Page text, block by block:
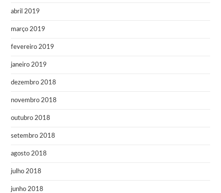
abril 2019
março 2019
fevereiro 2019
janeiro 2019
dezembro 2018
novembro 2018
outubro 2018
setembro 2018
agosto 2018
julho 2018
junho 2018